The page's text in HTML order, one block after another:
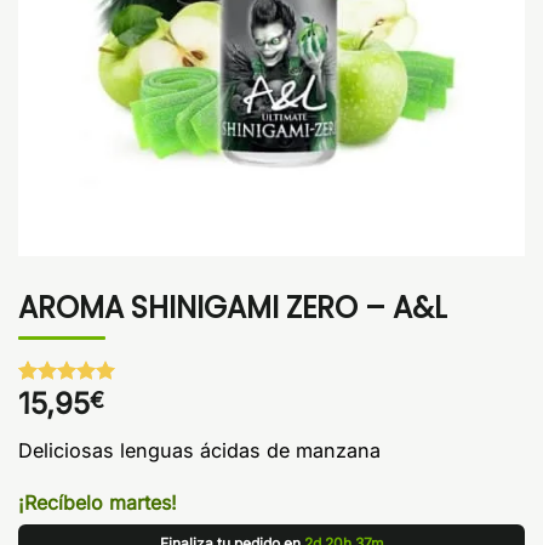
AROMA SHINIGAMI ZERO – A&L
Valorado
con 5de 5
1
valoración
cliente
15,95€
Deliciosas lenguas ácidas de manzana
¡Recíbelo martes!